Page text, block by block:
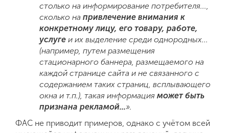
столько на информирование потребителя...,
сколько напривлечение внимания к
конкретному лицу, его товару, работе,
услуге и их выделение среди однородных...
(например, путем размещения
стационарного баннера, размещаемого на
каждой странице сайта и не связанного с
содержанием таких страниц, всплывающего
окна и т.п.), такая информацияможет быть
признана рекламой...».
ФАС не приводит примеров, однако с учётом всей